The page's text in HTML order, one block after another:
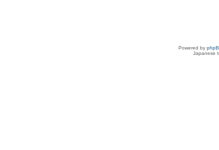
Powered by
Japanese